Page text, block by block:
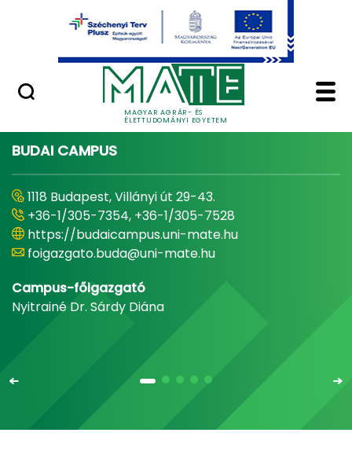
Ugrás a fő tartalomhoz
MAGYAR AGRÁR- ÉS
ÉLETTUDOMÁNYI EGYETEM
Minőségügy
Home - Magyar
BUDAI CAMPUS
1118 Budapest, Villányi út 29-43.
+36-1/305-7354, +36-1/305-7528
https://budaicampus.uni-mate.hu
foigazgato.buda@uni-mate.hu
Campus-főigazgató
Nyitrainé Dr. Sárdy Diána